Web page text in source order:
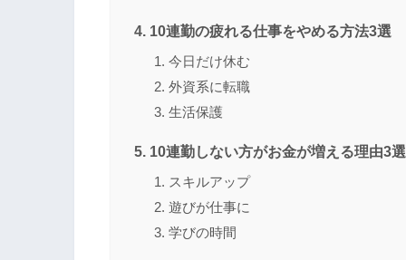
10連勤の疲れる仕事をやめる方法3選
今日だけ休む
外資系に転職
生活保護
10連勤しない方がお金が増える理由3選
スキルアップ
遊びが仕事に
学びの時間